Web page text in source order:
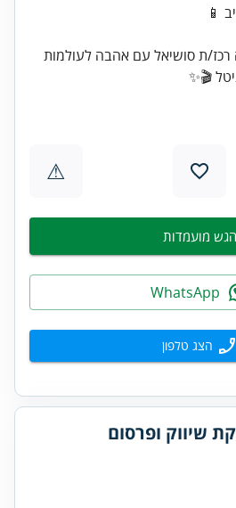
ת סושיאל עם אהבה לעולמות
🎬✨
⚠
הגש מועמדות
הצג טלפון
שיווק ופרסום